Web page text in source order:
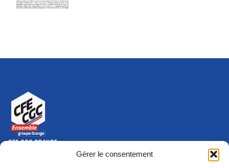
Gérer le consentement
CFE-CGC ORANGE
10-12 rue Saint Amand, 75015 Paris Cedex 15